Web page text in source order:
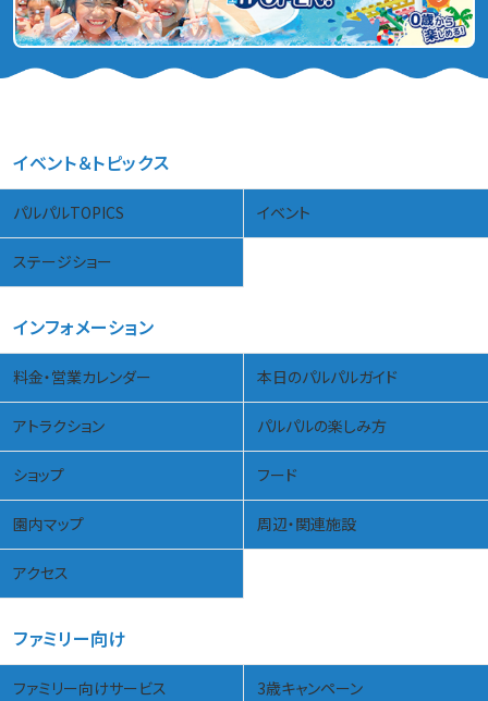
イベント＆トピックス
パルパルTOPICS イベント
ステージショー
インフォメーション
料金・営業カレンダー 本日のパルパルガイド
アトラクション パルパルの楽しみ方
ショップ フード
園内マップ 周辺・関連施設
アクセス
ファミリー向け
ファミリー向けサービス 3歳キャンペーン